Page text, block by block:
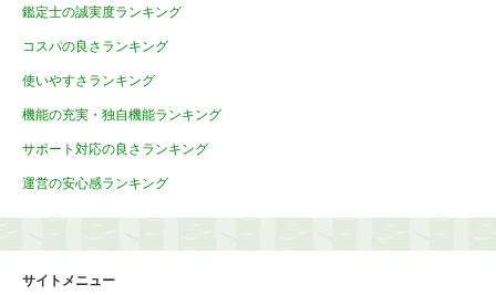
鑑定士の誠実度ランキング
コスパの良さランキング
使いやすさランキング
機能の充実・独自機能ランキング
サポート対応の良さランキング
運営の安心感ランキング
サイトメニュー